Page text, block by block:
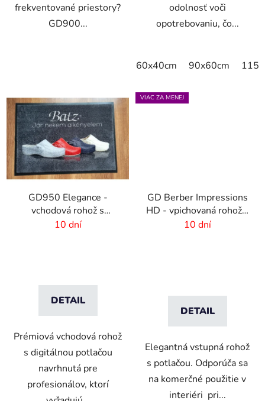
frekventované priestory?
GD900...
odolnosť voči
opotrebovaniu, čo...
60x40cm 90x60cm
GD950 Elegance -
vchodová rohož s
digitálnou potlačou - 6
10 dní
DETAIL
Prémiová vchodová rohož
s digitálnou potlačou
navrhnutá pre
profesionálov, ktorí
VIAC ZA MENEJ
GD Berber Impressions
HD - vpichovaná rohož s
logom
10 dní
DETAIL
Elegantná vstupná rohož
s potlačou. Odporúča sa
na komerčné použitie v
interiéri pri...